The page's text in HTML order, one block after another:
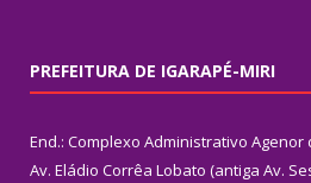
PREFEITURA DE IGARAPÉ-MIRI
End.: Complexo Administrativo Agenor
Av. Eládio Corrêa Lobato (antiga Av.